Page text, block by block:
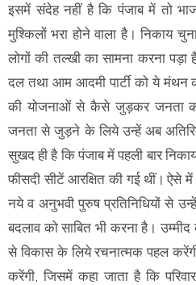
इसमें संदेह नहीं है कि पंजाब में तो
मुश्किलों भरा होने वाला है। निकाय
लोगों की तल्खी का सामना करना पड़ा
दल तथा आम आदमी पार्टी को ये मंथन
की योजनाओं से कैसे जुड़कर जनता
जनता से जुड़ने के लिये उन्हें अब
सुखद ही है कि पंजाब में पहली बार
फीसदी सीटें आरक्षित की गई थीं। ऐसे में
नये व अनुभवी पुरुष प्रतिनिधियों से
बदलाव को साबित भी करना है।
से विकास के लिये रचनात्मक पहल
करेंगी, जिसमें कहा जाता है कि